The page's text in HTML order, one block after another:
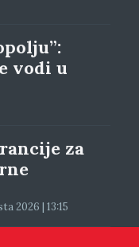
vodi u
za
2026 | 13:15